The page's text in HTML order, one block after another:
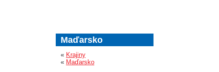
Maďarsko
« Krajiny
« Maďarsko